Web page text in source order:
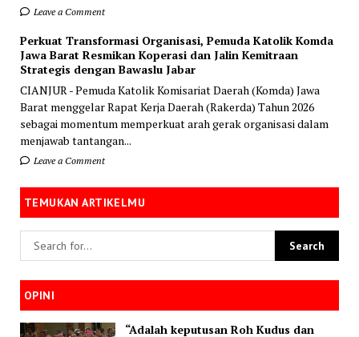
Leave a Comment
Perkuat Transformasi Organisasi, Pemuda Katolik Komda
Jawa Barat Resmikan Koperasi dan Jalin Kemitraan
Strategis dengan Bawaslu Jabar
CIANJUR - Pemuda Katolik Komisariat Daerah (Komda) Jawa
Barat menggelar Rapat Kerja Daerah (Rakerda) Tahun 2026
sebagai momentum memperkuat arah gerak organisasi dalam
menjawab tantangan...
Leave a Comment
TEMUKAN ARTIKELMU
OPINI
“Adalah keputusan Roh Kudus dan